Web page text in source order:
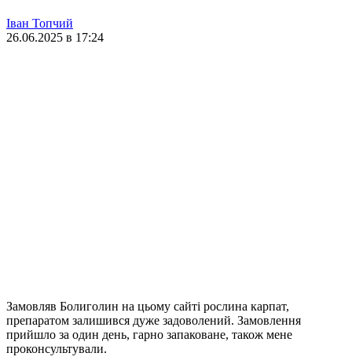
Іван Топчий
26.06.2025 в 17:24
Замовляв Болиголин на цьому сайті рослина карпат,
препаратом залишився дуже задоволений. Замовлення
прийшло за один день, гарно запаковане, також мене
проконсультували.